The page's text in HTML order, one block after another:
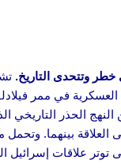
خطر وتتحدى التاريخ.
في ممر
الحذر التاريخي
بينهما.
توتر علاقات إسرائيل